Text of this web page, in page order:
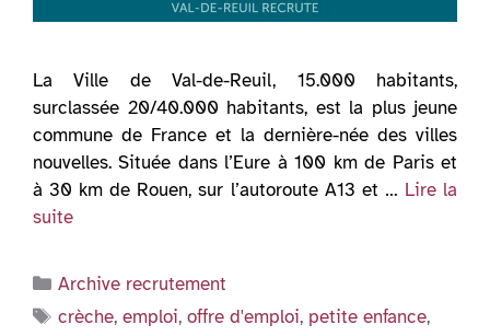
La Ville de Val-de-Reuil, 15.000 habitants,
surclassée 20/40.000 habitants, est la plus jeune
commune de France et la dernière-née des villes
nouvelles. Située dans l’Eure à 100 km de Paris et
à 30 km de Rouen, sur l’autoroute A13 et … Lire la
suite
Catégories
Archive recrutement
Étiquettes
crèche,emploi,offre d'emploi, petite enfance,